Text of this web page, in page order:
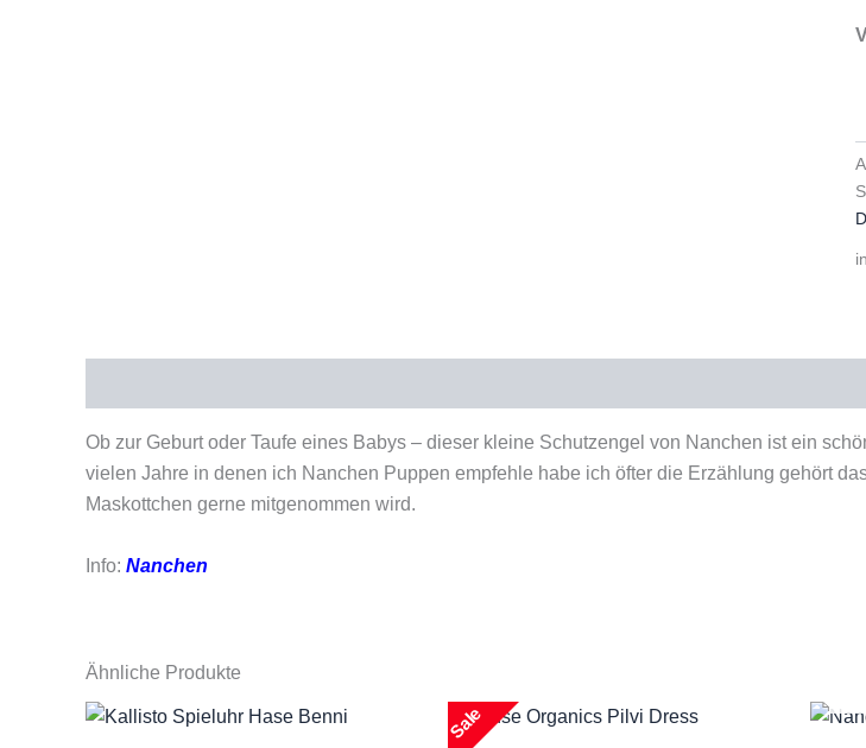
Ob zur Geburt oder Taufe eines Babys – dieser kleine Schutzengel von Nanchen ist ein
vielen Jahre in denen ich Nanchen Puppen empfehle habe ich öfter die Erzählung gehört
Maskottchen gerne mitgenommen wird.
Info: Nanchen
Ähnliche Produkte
Sale